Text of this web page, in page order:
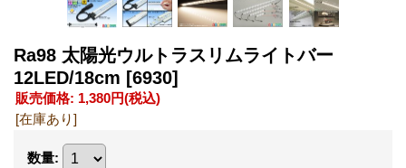
Ra98 太陽光ウルトラスリムライトバー
12LED/18cm [6930]
販売価格: 1,380円(税込)
[在庫あり]
数量: